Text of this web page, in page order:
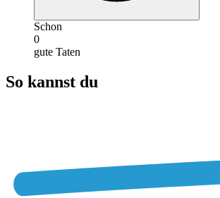
Schon
0
gute Taten
So kannst du